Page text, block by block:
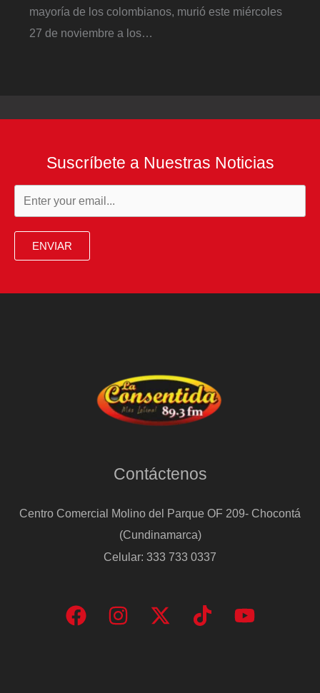
mayoría de los colombianos, murió este miércoles
27 de noviembre a los…
Suscríbete a Nuestras Noticias
ENVIAR
Contáctenos
Centro Comercial Molino del Parque OF 209- Chocontá
(Cundinamarca)
Celular: 333 733 0337